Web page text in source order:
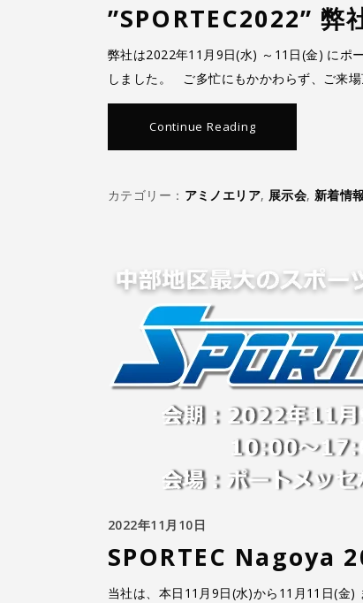
”SPORTEC2022” 弊
弊社は2022年11月9日(水) ～11日(金) にポ
しました。 ご多忙にもかかわらず、ご来
Continue Reading
カテゴリー： アミノエリア, 展示会,新着情報
2022年11月10日
SPORTEC Nagoya
当社は、本日11月9日(水)から11月11日(金)